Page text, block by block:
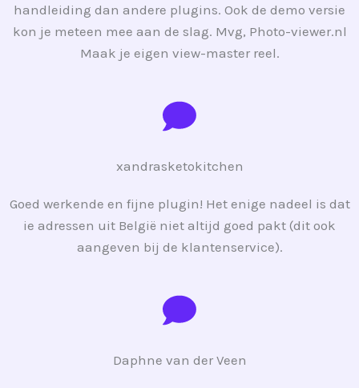
handleiding dan andere plugins. Ook de demo versie
kon je meteen mee aan de slag. Mvg, Photo-viewer.nl
Maak je eigen view-master reel.
xandrasketokitchen
Goed werkende en fijne plugin! Het enige nadeel is dat
ie adressen uit België niet altijd goed pakt (dit ook
aangeven bij de klantenservice).
Daphne van der Veen